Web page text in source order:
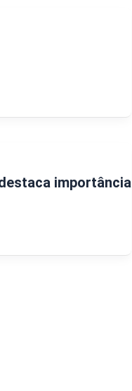
importância